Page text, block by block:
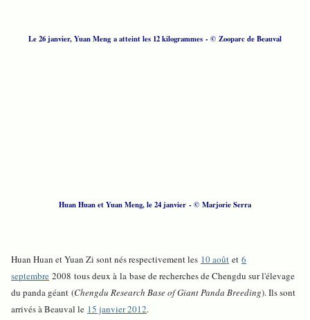
Le 26 janvier, Yuan Meng a atteint les 12 kilogrammes - © Zooparc de Beauval
Huan Huan et Yuan Meng, le 24 janvier - © Marjorie Serra
Huan Huan et Yuan Zi sont nés respectivement les 10 août et 6
septembre 2008 tous deux à la base de recherches de Chengdu sur l'élevage
du panda géant (Chengdu Research Base of Giant Panda Breeding). Ils sont
arrivés à Beauval le 15 janvier 2012.